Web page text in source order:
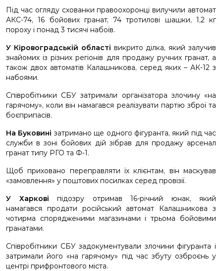
Під час огляду схованки правоохоронці вилучили автомат
АКС-74, 16 бойових гранат, 74 тротилові шашки, 1,2 кг
пороху і понад 3 тисячі набоїв.
У Кіровоградській області викрито ділка, який залучив
знайомих із різних регіонів для продажу ручних гранат, а
також двох автоматів Калашникова, серед яких – АК-12 з
набоями.
Співробітники СБУ затримали організатора злочину «на
гарячому», коли він намагався реалізувати партію зброї та
боєприпасів.
На Буковині затримано ще одного фігуранта, який під час
служби в зоні бойових дій зібрав для продажу арсенал
гранат типу РГО та Ф-1.
Щоб приховано переправляти їх клієнтам, він маскував
«замовлення» у поштових посилках серед провізії.
У Харкові підозру отримав 16-річний юнак, який
намагався продати російський автомат Калашникова з
чотирма спорядженими магазинами і трьома бойовими
гранатами.
Співробітники СБУ задокументували злочини фігуранта і
затримали його «на гарячому» під час збуту озброєнь у
центрі прифронтового міста.